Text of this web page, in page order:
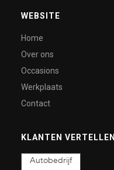
WEBSITE
Home
Over ons
Occasions
Werkplaats
Contact
KLANTEN VERTELLEN
Autobedrijf